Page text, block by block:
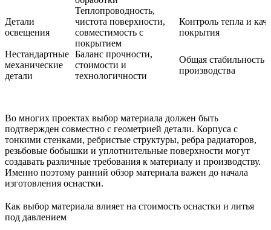
Детали
освещения
Теплопроводность,
чистота поверхности,
совместимость с
покрытием
Контроль тепла и
покрытия
Нестандартные
механические
детали
Баланс прочности,
стоимости и
технологичности
Общая стабильность
производства
Во многих проектах выбор материала должен быть
подтвержден совместно с геометрией детали. Корпуса с
тонкими стенками, ребристые структуры, ребра радиаторов,
резьбовые бобышки и уплотнительные поверхности могут
создавать различные требования к материалу и производству.
Именно поэтому ранний обзор материала важен до начала
изготовления оснастки.
Как выбор материала влияет на стоимость оснастки и литья
под давлением